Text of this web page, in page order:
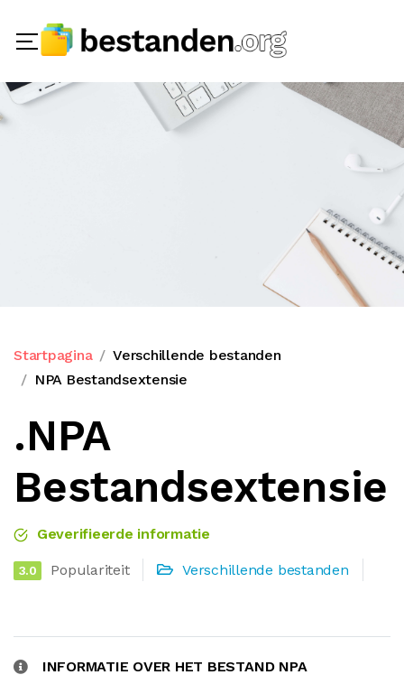
Startpagina
Verschillende bestanden
NPA Bestandsextensie
.NPA
Bestandsextensie
Geverifieerde informatie
3.0 Populariteit Verschillende bestanden
INFORMATIE OVER HET BESTAND NPA